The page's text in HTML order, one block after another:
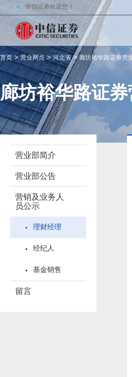
中信证券欢迎您！
首页>营业网点>河北省>廊坊裕华路证券营
廊坊裕华路证
营业部简介
营业部公告
营销及业务人
员公示
理财经理
经纪人
基金销售
留言